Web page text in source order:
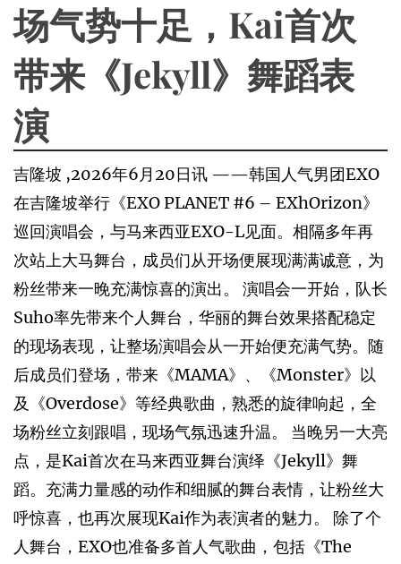
场气势十足，Kai首次
带来《Jekyll》舞蹈表
演
吉隆坡 ,2026年6月20日讯 ——韩国人气男团EXO
在吉隆坡举行《EXO PLANET #6 – EXhOrizon》
巡回演唱会，与马来西亚EXO-L见面。相隔多年再
次站上大马舞台，成员们从开场便展现满满诚意，为
粉丝带来一晚充满惊喜的演出。 演唱会一开始，队长
Suho率先带来个人舞台，华丽的舞台效果搭配稳定
的现场表现，让整场演唱会从一开始便充满气势。随
后成员们登场，带来《MAMA》、《Monster》以
及《Overdose》等经典歌曲，熟悉的旋律响起，全
场粉丝立刻跟唱，现场气氛迅速升温。 当晚另一大亮
点，是Kai首次在马来西亚舞台演绎《Jekyll》舞
蹈。充满力量感的动作和细腻的舞台表情，让粉丝大
呼惊喜，也再次展现Kai作为表演者的魅力。 除了个
人舞台，EXO也准备多首人气歌曲，包括《The